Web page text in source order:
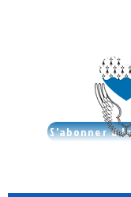
S'abonner à